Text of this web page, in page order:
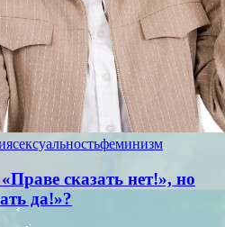
сексуальностьфеминизм
сказать нет!», но
да!»?